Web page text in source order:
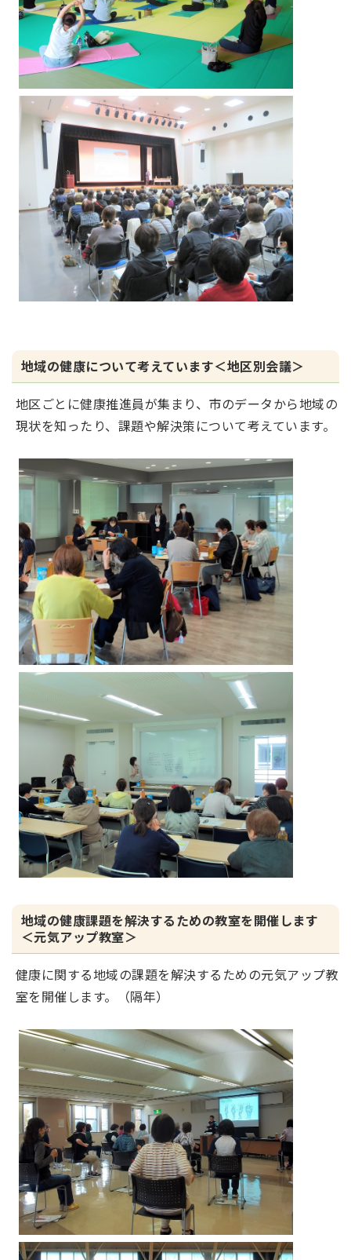
地域の健康について考えています＜地区別会議＞
地区ごとに健康推進員が集まり、市のデータから地域の
現状を知ったり、課題や解決策について考えています。
地域の健康課題を解決するための教室を開催します
＜元気アップ教室＞
健康に関する地域の課題を解決するための元気アップ教
室を開催します。（隔年）